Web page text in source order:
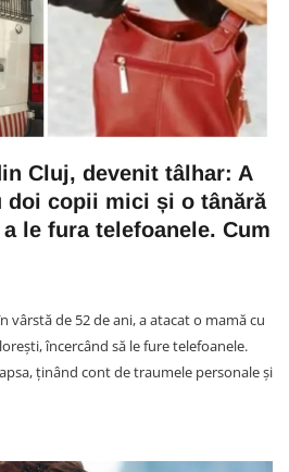
Cluj, devenit tâlhar: A
doi copii mici și o tânără
le fura telefoanele. Cum
vârstă de 52 de ani, a atacat o mamă cu
încercând să le fure telefoanele.
ținând cont de traumele personale și